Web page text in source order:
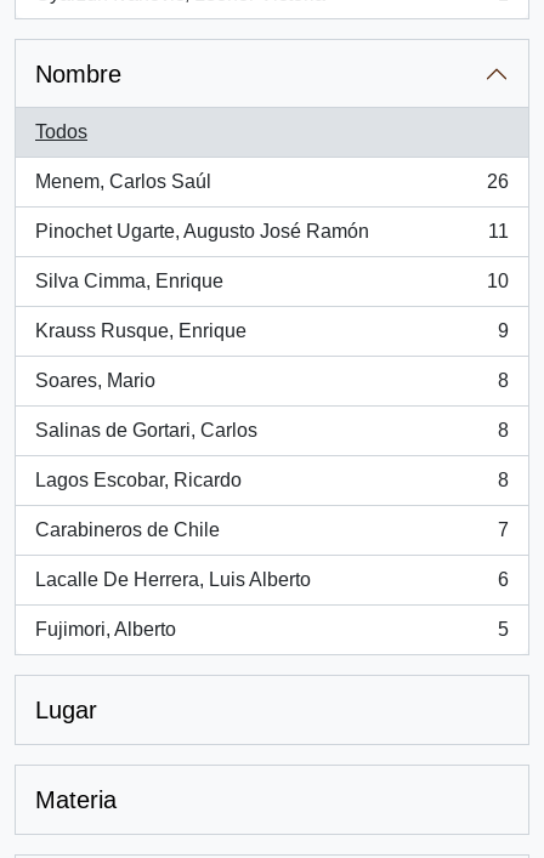
, 1 resultados
Nombre
Todos
Menem, Carlos Saúl
, 26 resultados
26
Pinochet Ugarte, Augusto José Ramón
, 11 resultados
11
Silva Cimma, Enrique
, 10 resultados
10
Krauss Rusque, Enrique
, 9 resultados
9
Soares, Mario
, 8 resultados
8
Salinas de Gortari, Carlos
, 8 resultados
8
Lagos Escobar, Ricardo
, 8 resultados
8
Carabineros de Chile
, 7 resultados
7
Lacalle De Herrera, Luis Alberto
, 6 resultados
6
Fujimori, Alberto
, 5 resultados
5
Lugar
Materia